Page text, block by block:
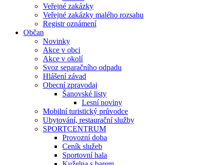
Veřejné zakázky
Veřejné zakázky malého rozsahu
Registr oznámení
Občan
Novinky
Akce v obci
Akce v okolí
Svoz separačního odpadu
Hlášení závad
Obecní zpravodaj
Šanovské listy
Lesní noviny
Mobilní turistický průvodce
Ubytování, restaurační služby
SPORTCENTRUM
Provozní doba
Ceník služeb
Sportovní hala